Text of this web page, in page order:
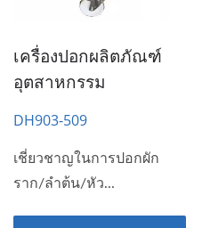
เครื่องปอกผลิตภัณฑ์
อุตสาหกรรม
DH903-509
เชี่ยวชาญในการปอกผัก
ราก/ลำต้น/หัว...